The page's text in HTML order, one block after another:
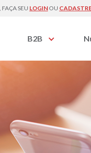
FAÇA SEU LOGINOU
B2B